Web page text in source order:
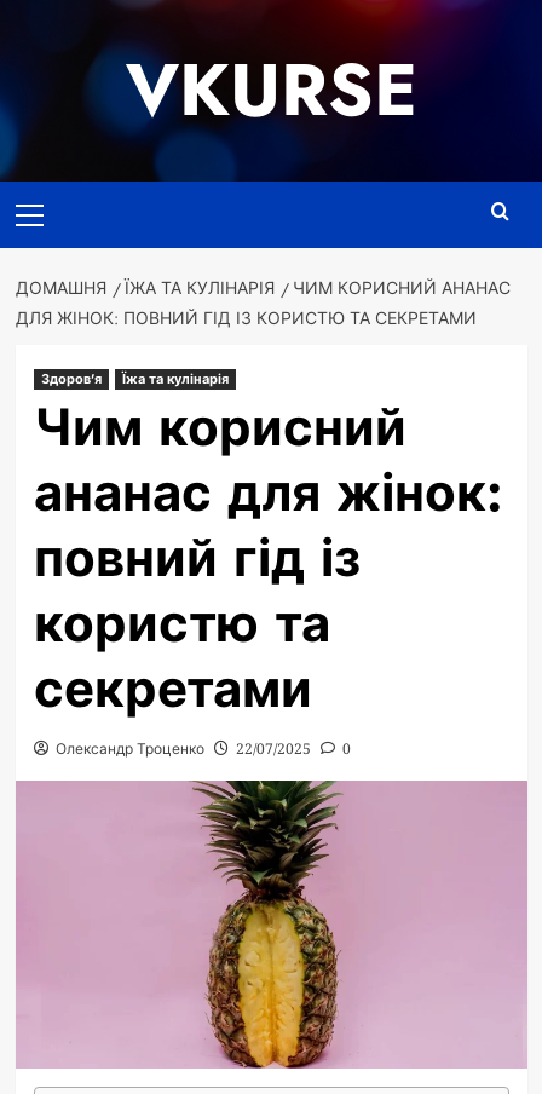
VKURSE
меню
ДОМАШНЯ ЇЖА ТА КУЛІНАРІЯ
ЧИМ КОРИСНИЙ АНАНАС
ДЛЯ ЖІНОК: ПОВНИЙ ГІД ІЗ КОРИСТЮ ТА СЕКРЕТАМИ
Здоров'я Їжа та кулінарія
Чим корисний
ананас для жінок:
повний гід із
користю та
секретами
Олександр Троценко 22/07/2025 0